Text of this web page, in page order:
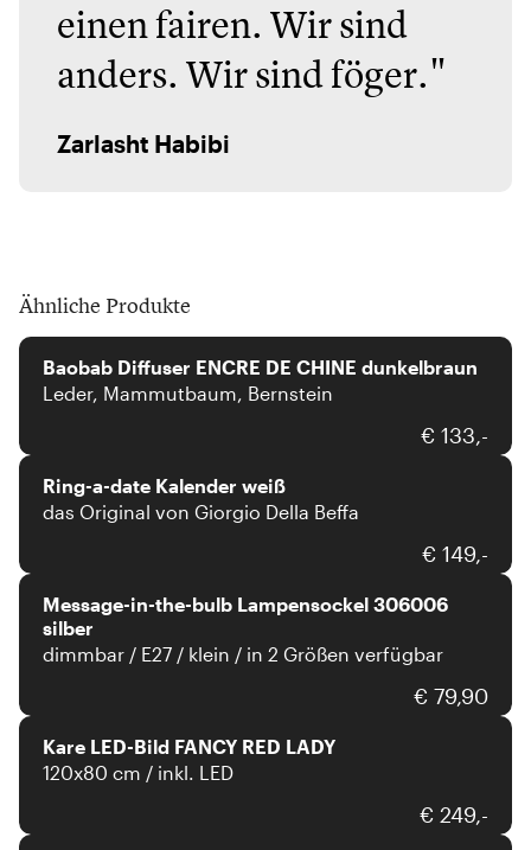
einen fairen. Wir sind
anders. Wir sind föger."
Zarlasht Habibi
Ähnliche Produkte
Baobab Diffuser ENCRE DE CHINE dunkelbraun
Leder, Mammutbaum, Bernstein
€ 133,-
Ring-a-date
Ring-a-date Kalender weiß
das Original von Giorgio Della Beffa
€ 149,-
Message-in-the-bulb
Message-in-the-bulb Lampensockel 306006
silber
dimmbar / E27 / klein / in 2 Größen verfügbar
€ 79,90
Kare
Kare LED-Bild FANCY RED LADY
120x80 cm / inkl. LED
€ 249,-
Coco Maison